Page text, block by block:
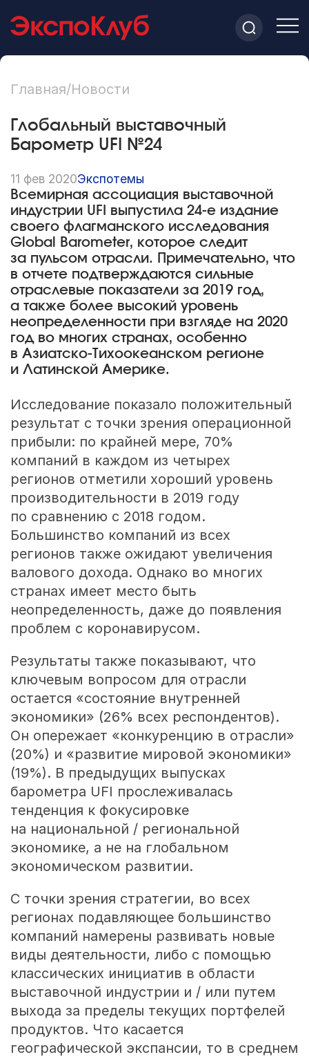
Главная/Новости
Глобальный выставочный
Барометр UFI №24
11 фев 2020Экспотемы
Всемирная ассоциация выставочной
индустрии UFI выпустила 24-е издание
своего флагманского исследования
Global Barometer, которое следит
за пульсом отрасли. Примечательно, что
в отчете подтверждаются сильные
отраслевые показатели за 2019 год,
а также более высокий уровень
неопределенности при взгляде на 2020
год во многих странах, особенно
в Азиатско-Тихоокеанском регионе
и Латинской Америке.
Исследование показало положительный
результат с точки зрения операционной
прибыли: по крайней мере, 70%
компаний в каждом из четырех
регионов отметили хороший уровень
производительности в 2019 году
по сравнению с 2018 годом.
Большинство компаний из всех
регионов также ожидают увеличения
валового дохода. Однако во многих
странах имеет место быть
неопределенность, даже до появления
проблем с коронавирусом.
Результаты также показывают, что
ключевым вопросом для отрасли
остается «состояние внутренней
экономики» (26% всех респондентов).
Он опережает «конкуренцию в отрасли»
(20%) и «развитие мировой экономики»
(19%). В предыдущих выпусках
барометра UFI прослеживалась
тенденция к фокусировке
на национальной / региональной
экономике, а не на глобальном
экономическом развитии.
С точки зрения стратегии, во всех
регионах подавляющее большинство
компаний намерены развивать новые
виды деятельности, либо с помощью
классических инициатив в области
выставочной индустрии и / или путем
выхода за пределы текущих портфелей
продуктов. Что касается
географической экспансии, то в среднем